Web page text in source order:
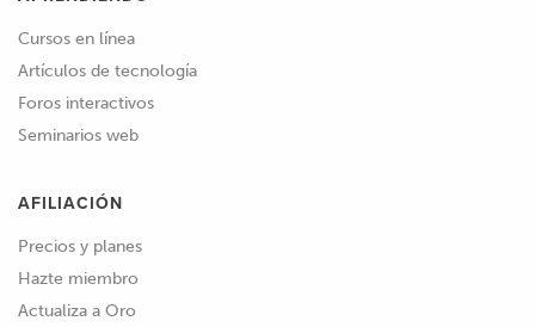
Cursos en línea
Artículos de tecnología
Foros interactivos
Seminarios web
AFILIACIÓN
Precios y planes
Hazte miembro
Actualiza a Oro